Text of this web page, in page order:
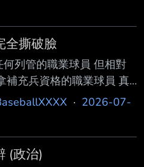
全撕破臉
列管的職業球員 但相對
補充兵資格的職業球員 真
認真想問 這樣到底哪邊會
· 2026-07-
(政治)